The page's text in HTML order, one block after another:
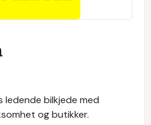
ledende bilkjede med
og butikker.